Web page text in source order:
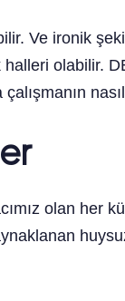
Ve ironik
olabilir.
olan her